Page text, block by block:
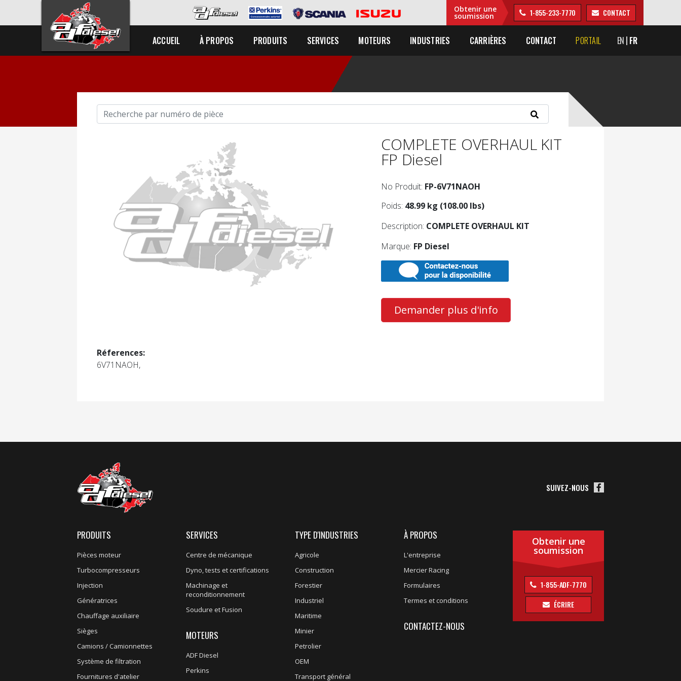
Obtenir une
soumission 1-855-233-7770 CONTACT
ACCUEIL À PROPOS PRODUITS SERVICES MOTEURS INDUSTRIES CARRIÈRES CONTACT PORTAIL EN FR
COMPLETE OVERHAUL KIT
FP Diesel
No Produit: FP-6V71NAOH
Poids: 48.99 kg (108.00 lbs)
Description: COMPLETE OVERHAUL KIT
Marque: FP Diesel
Demander plus d'info
Réferences:
6V71NAOH,
SUIVEZ-NOUS
PRODUITS
Pièces moteur
Turbocompresseurs
Injection
Génératrices
Chauffage auxiliaire
Sièges
Camions / Camionnettes
Système de filtration
Fournitures d'atelier
SERVICES
Centre de mécanique
Dyno, tests et certifications
Machinage et
reconditionnement
Soudure et Fusion
MOTEURS
ADF Diesel
Perkins
TYPE D'INDUSTRIES
Agricole
Construction
Forestier
Industriel
Maritime
Minier
Petrolier
OEM
Transport général
À PROPOS
L'entreprise
Mercier Racing
Formulaires
Termes et conditions
CONTACTEZ-NOUS
Obtenir une
soumission
1-855-ADF-7770
ÉCRIRE